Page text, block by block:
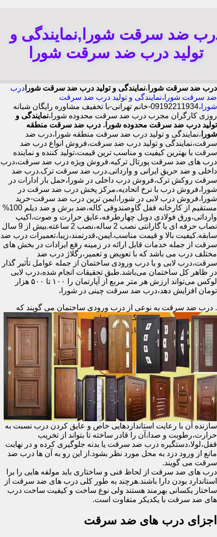
ضد سرقت شورا,نمایندگی و
تولید درب ضد سرقت شورا
درب ضد سرقت شورا ،نمایندگی و تولید درب ضد سرقت شورا درب
ضد سرقت شورا ،نمایندگی و تولید درب ضد سرقت
شورا
،09192211934-خانم تهرانی-با تخفیف مشاوره رایگان شبانه
روزی کارگران مجرب درب ضد سرقت محدوده شورا،نمایندگی و
تولید درب ضد سرقت محدوده شورا ، درب ضد سرقت منطقه
شورا ،نمایندگی و تولید درب ضد سرقت منطقه شورا،درب ضد
سرقت،نمایندگی و تولید درب ضد سرقت،فروش انواع درب ضد
سرقت با بهترین کیفیت و مناسب ترین قیمت،تولید کننده و نماینده
درب های ضد سرقت پورتال ترکیه.فروش ویژه درب ضد سرقت،درب
داخلی و ضد حریق ایرانی و وارداتی.درب ضد سرقت ترک.درب ضد
سرقت روکش ترک،فروش درب داخلی در شورا،حمل بار ادارات در
شورا،فروش درب با نرخ اتحادیه،مرکز پخش درب ضد سرقت در
شورا،فروش درب لابی در شورا،ایمن ترین درب ضد سرقت-خرید
مستقیم از کارخانه قفل گاوصندوقی کاله،ضد برش و ضد دیلم 100%
وارداتی،ورق فولادی دوبل چهارطرفه،عایق حرارت و صوت،اکیپ
نصاب حرفه ای با گارانتی نصب 2 ساله،نصب 2 ساعته.بیش از 9 سال
سابقه.کیفیت بالا و قیمت مناسب.ایمن،قدرتمند،زیبا،تعمیرات درب ضد
سرقت از جمله خدمات قابل ارائه در زمینه رفع ایرادات در بخش های
مختلف درب می باشد که با تعویض و تعمیر،رگلاژ درب ضد
سرقت،درب لابی و یا درب ورودی ساختمان از جمله عوامل تأثیر گذار
در ظاهر کل ساختمان می‌باشد.طبق تحقیقات انجام شده،درب لابی
لوکس می‌تواند ارزش هر متر مربع از آپارتمان را ۱۰۰ تا ۵۰۰ هزار
تومان افزایش دهد،درب ضد سرقت چینی در شورا،
. درب ضد سرقت به نوعی از درب ورودی ساختمان می گویند که
سازنده آن با رعایت استانداردهایی خاص و عایق کردن درب نسبت به
حرارت،رطوبت و صدا،آن را قادر ساخته تا بتواند از تخریب
قفل،لولا،دستگیره درب ضد سرقت یا بدنه جلوگیری کرده و در نهایت
مانع از ورود دزد به محل مورد نظر بشود.از این رو به آن ها درب ضد
سرقت می گویند.
درب های ضد سرقت از لحاظ فنی و ساختاری باید مولفه هایی را برا
استاندارد بودن دارا باشند.هرچند به طور کلی درب های ضد سرقت از
ساختار یکسانی بهرمند هستند ولی نوع ساخت و کیفیت ساخت درب
های ضد سرقت با یکدیکر متفاوت است.
اجزای درب های ضد سرقت